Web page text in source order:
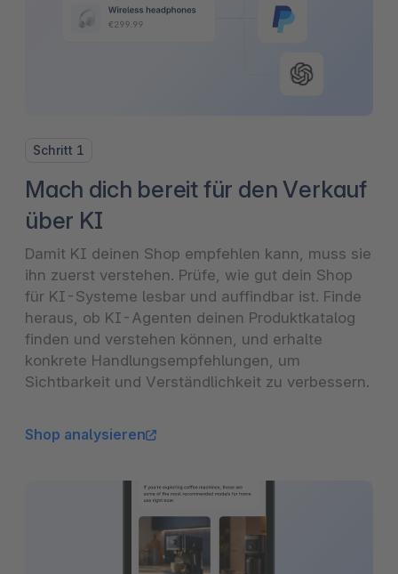
Schritt 1
Mach dich bereit für den Verkauf
über KI
Damit KI deinen Shop empfehlen kann, muss sie
ihn zuerst verstehen. Prüfe, wie gut dein Shop
für KI-Systeme lesbar und auffindbar ist. Finde
heraus, ob KI-Agenten deinen Produktkatalog
finden und verstehen können, und erhalte
konkrete Handlungsempfehlungen, um
Sichtbarkeit und Verständlichkeit zu verbessern.
Shop analysieren